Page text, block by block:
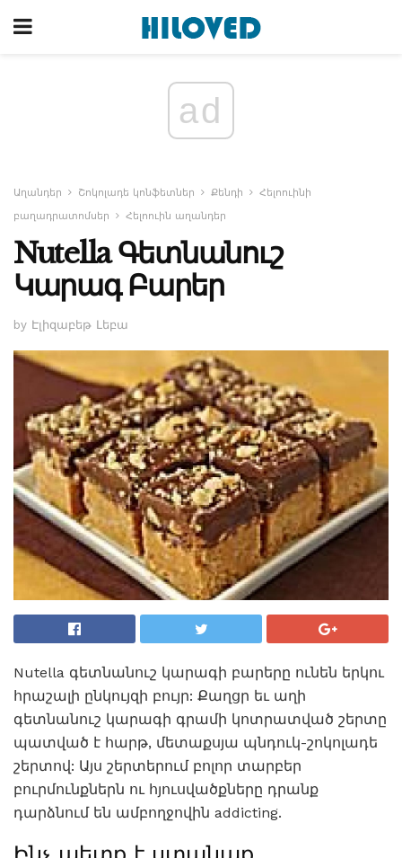
ad
Աղանդեր Շոկոլադե կոնֆետներ Քենդի
Հելոուինի
բաղադրատոմսեր
Հելոուին աղանդեր
Nutella Գետնանուշ
Կարագ Բարեր
by Էլիզաբեթ Լեբա
Nutella գետնանուշ կարագի բարերը ունեն երկու
հրաշալի ընկույզի բույր: Քաղցր եւ աղի
գետնանուշ կարագի գրամի կոտրատված շերտը
պատված է հարթ, մետաքսյա պնդուկ-շոկոլադե
շերտով: Այս շերտերում բոլոր տարբեր
բուրմունքներն ու հյուսվածքները դրանք
դարձնում են ամբողջովին addicting.